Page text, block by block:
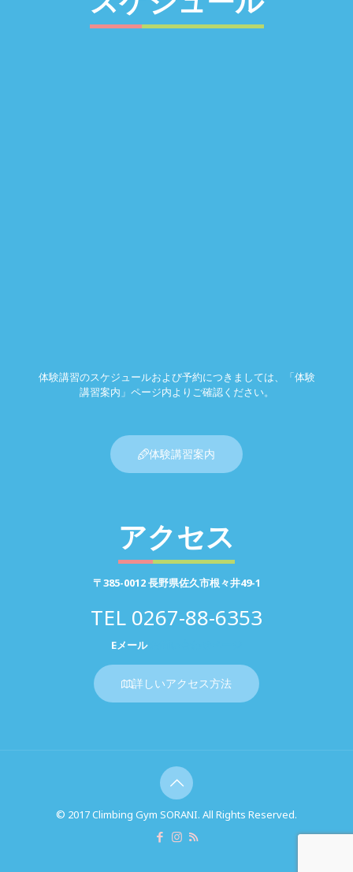
体験講習のスケジュールおよび予約につきましては、「体験
講習案内」ページ内よりご確認ください。
体験講習案内
アクセス
〒385-0012 長野県佐久市根々井49-1
TEL 0267-88-6353
Eメール
詳しいアクセス方法
© 2017 Climbing Gym SORANI. All Rights Reserved.